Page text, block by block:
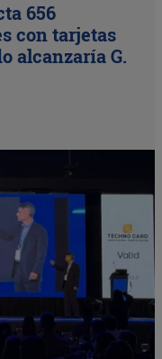
656
con tarjetas
alcanzaría G.